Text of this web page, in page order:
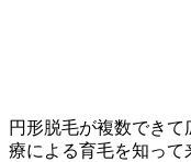
円形脱毛が複数でき
療による育毛を知っ